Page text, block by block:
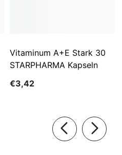
Vitaminum A+E Stark 30
STARPHARMA Kapseln
€3,42